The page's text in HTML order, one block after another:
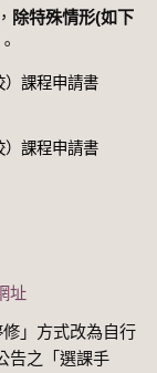
除特殊情形(如下
）課程申請書
）課程申請書
址
」方式改為自行
告之「選課手